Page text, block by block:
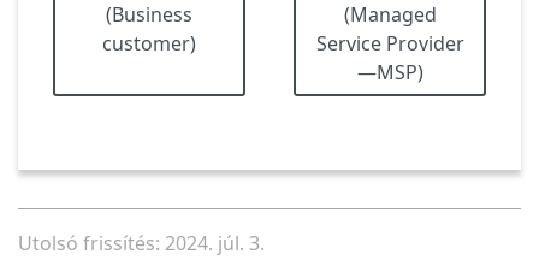
(Business
customer)
(Managed
Service Provider
—MSP)
Utolsó frissítés: 2024. júl. 3.